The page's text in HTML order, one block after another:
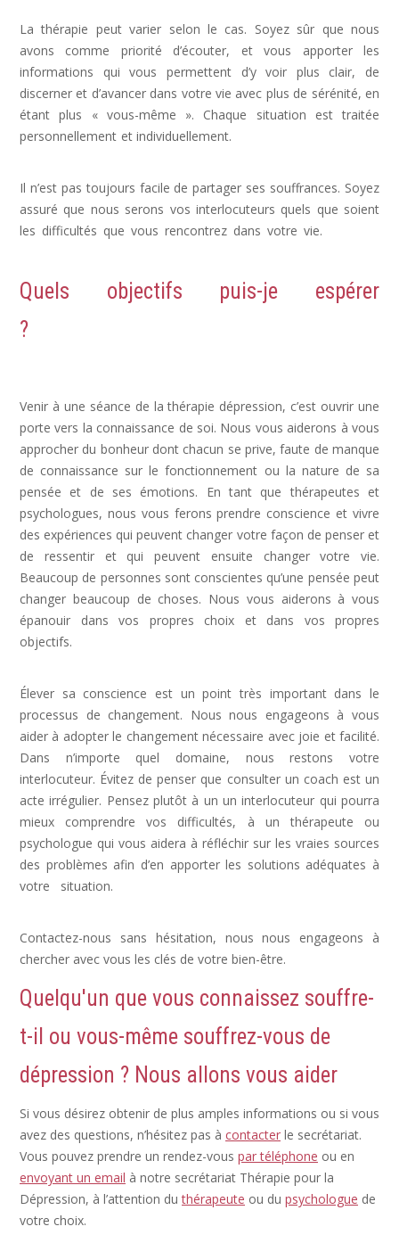
La thérapie peut varier selon le cas. Soyez sûr que nous
avons comme priorité d’écouter, et vous apporter les
informations qui vous permettent d’y voir plus clair, de
discerner et d’avancer dans votre vie avec plus de sérénité, en
étant plus « vous-même ». Chaque situation est traitée
personnellement et individuellement.
Il n’est pas toujours facile de partager ses souffrances. Soyez
assuré que nous serons vos interlocuteurs quels que soient
les difficultés que vous rencontrez dans votre vie.
Quels objectifs puis-je espérer
?
Venir à une séance de la thérapie dépression, c’est ouvrir une
porte vers la connaissance de soi. Nous vous aiderons à vous
approcher du bonheur dont chacun se prive, faute de manque
de connaissance sur le fonctionnement ou la nature de sa
pensée et de ses émotions. En tant que thérapeutes et
psychologues, nous vous ferons prendre conscience et vivre
des expériences qui peuvent changer votre façon de penser et
de ressentir et qui peuvent ensuite changer votre vie.
Beaucoup de personnes sont conscientes qu’une pensée peut
changer beaucoup de choses. Nous vous aiderons à vous
épanouir dans vos propres choix et dans vos propres
objectifs.
Élever sa conscience est un point très important dans le
processus de changement. Nous nous engageons à vous
aider à adopter le changement nécessaire avec joie et facilité.
Dans n’importe quel domaine, nous restons votre
interlocuteur. Évitez de penser que consulter un coach est un
acte irrégulier. Pensez plutôt à un un interlocuteur qui pourra
mieux comprendre vos difficultés, à un thérapeute ou
psychologue qui vous aidera à réfléchir sur les vraies sources
des problèmes afin d’en apporter les solutions adéquates à
votre situation.
Contactez-nous sans hésitation, nous nous engageons à
chercher avec vous les clés de votre bien-être.
Quelqu'un que vous connaissez souffre-
t-il ou vous-même souffrez-vous de
dépression ? Nous allons vous aider
Si vous désirez obtenir de plus amples informations ou si vous
avez des questions, n’hésitez pas à contacter le secrétariat.
Vous pouvez prendre un rendez-vous par téléphone ou en
envoyant un email à notre secrétariat Thérapie pour la
Dépression, à l’attention duthérapeute ou du psychologue de
votre choix.